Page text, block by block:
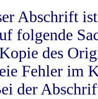
Abschrift
folgende
des
Fehler im
der